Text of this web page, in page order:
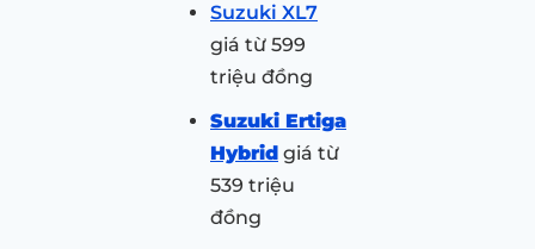
Suzuki XL7
giá từ 599
triệu đồng
Suzuki Ertiga
Hybrid giá từ
539 triệu
đồng